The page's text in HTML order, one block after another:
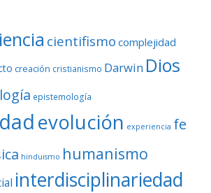
cientifismo complejidad
creación cristianismo Darwin Dios
epistemología
evolución experiencia fe
hinduismo humanismo
interdisciplinariedad